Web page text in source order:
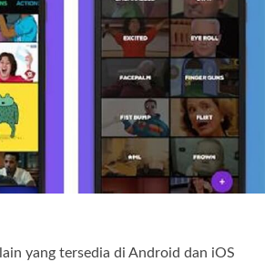
yang tersedia di Android dan iOS